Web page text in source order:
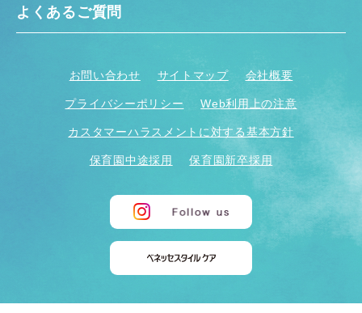
よくあるご質問
お問い合わせ サイトマップ 会社概要
プライバシーポリシー Web利用上の注意
カスタマーハラスメントに対する基本方針
保育園中途採用 保育園新卒採用